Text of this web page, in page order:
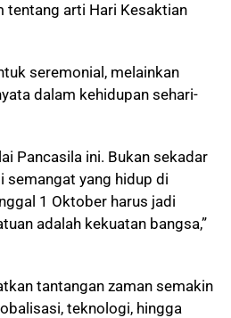
tentang arti Hari Kesaktian
seremonial, melainkan
dalam kehidupan sehari-
Pancasila ini. Bukan sekadar
semangat yang hidup di
1 Oktober harus jadi
adalah kekuatan bangsa,”
tantangan zaman semakin
teknologi, hingga